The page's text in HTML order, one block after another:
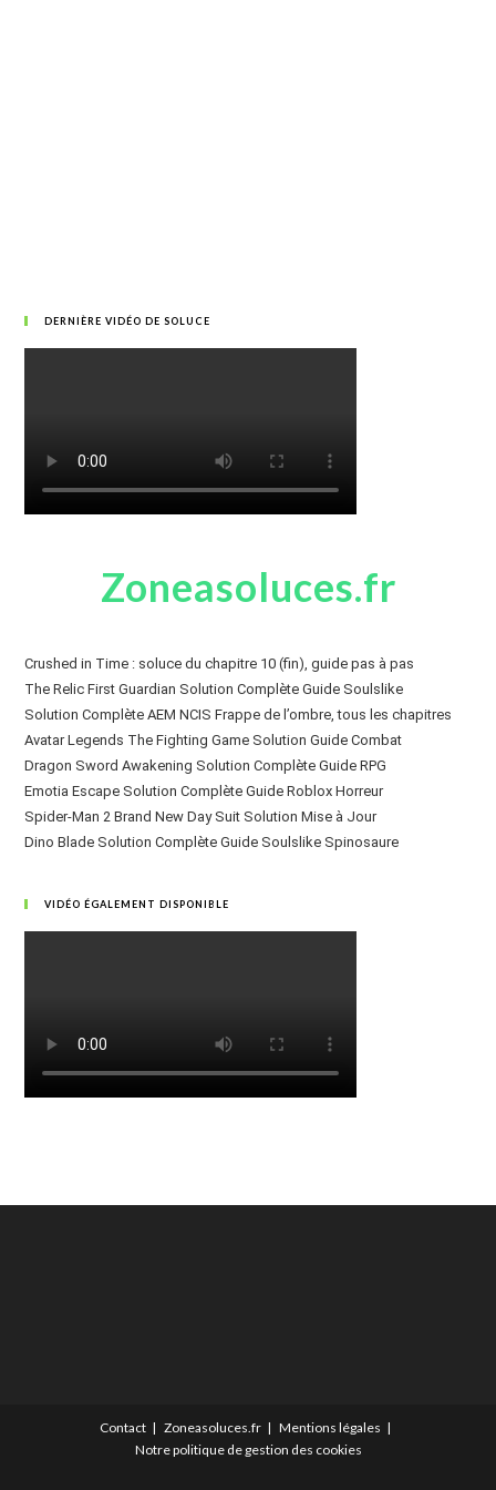
DERNIÈRE VIDÉO DE SOLUCE
Zoneasoluces.fr
Crushed in Time : soluce du chapitre 10 (fin), guide pas à pas
The Relic First Guardian Solution Complète Guide Soulslike
Solution Complète AEM NCIS Frappe de l’ombre, tous les chapitres
Avatar Legends The Fighting Game Solution Guide Combat
Dragon Sword Awakening Solution Complète Guide RPG
Emotia Escape Solution Complète Guide Roblox Horreur
Spider-Man 2 Brand New Day Suit Solution Mise à Jour
Dino Blade Solution Complète Guide Soulslike Spinosaure
VIDÉO ÉGALEMENT DISPONIBLE
Contact Zoneasoluces.fr
Mentions légales
Notre politique de gestion des cookies